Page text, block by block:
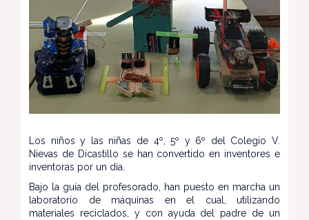
Los niños y las niñas de 4º, 5º y 6º del Colegio V.
Nievas de Dicastillo se han convertido en inventores e
inventoras por un día.
Bajo la guía del profesorado, han puesto en marcha un
laboratorio de máquinas en el cual, utilizando
materiales reciclados, y con ayuda del padre de un